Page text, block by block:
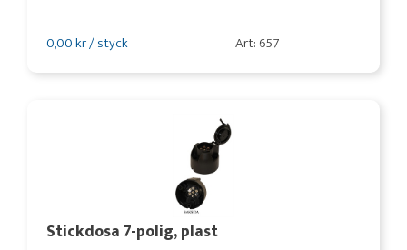
0,00 kr / styck Art: 657
Stickdosa 7-polig, plast